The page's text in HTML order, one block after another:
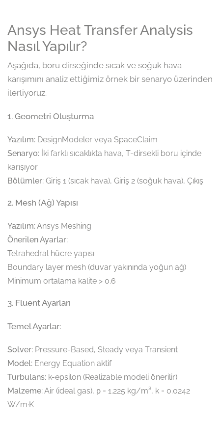
Ansys Heat Transfer Analysis
Nasıl Yapılır?
Aşağıda, boru dirseğinde sıcak ve soğuk hava
karışımını analiz ettiğimiz örnek bir senaryo üzerinden
ilerliyoruz.
1. Geometri Oluşturma
Yazılım: DesignModeler veya SpaceClaim
Senaryo: İki farklı sıcaklıkta hava, T-dirsekli boru içinde
karışıyor
Bölümler: Giriş 1 (sıcak hava), Giriş 2 (soğuk hava), Çıkış
2. Mesh (Ağ) Yapısı
Yazılım:Ansys Meshing
Önerilen Ayarlar:
Tetrahedral hücre yapısı
Boundary layer mesh (duvar yakınında yoğun ağ)
Minimum ortalama kalite > 0.6
3. Fluent Ayarları
Temel Ayarlar:
Solver: Pressure-Based, Steady veya Transient
Model: Energy Equation aktif
Turbulans: k-epsilon (Realizable modeli önerilir)
Malzeme:Air (ideal gas), ρ = 1.225 kg/m³, k = 0.0242
W/m·K